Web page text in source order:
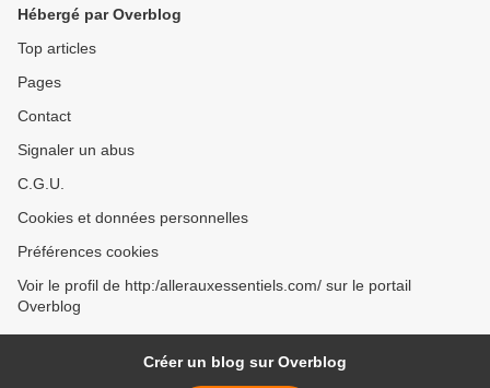
Hébergé par Overblog
Top articles
Pages
Contact
Signaler un abus
C.G.U.
Cookies et données personnelles
Préférences cookies
Voir le profil de http:/allerauxessentiels.com/ sur le portail
Overblog
Créer un blog sur Overblog